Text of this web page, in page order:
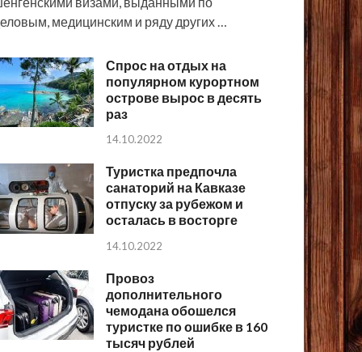
медицинским и ряду других …
Спрос на отдых на
популярном курортном
острове вырос в десять
раз
14.10.2022
Туристка предпочла
санаторий на Кавказе
отпуску за рубежом и
осталась в восторге
14.10.2022
Провоз
дополнительного
чемодана обошелся
туристке по ошибке в 160
тысяч рублей